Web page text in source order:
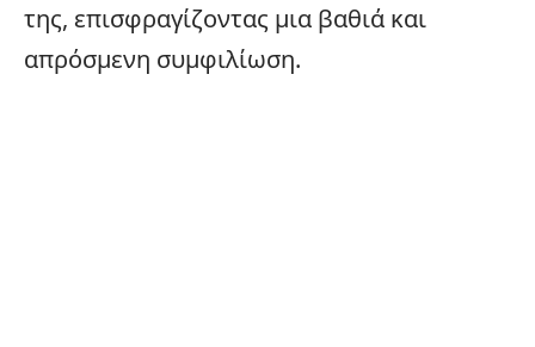
της, επισφραγίζοντας μια βαθιά και
απρόσμενη συμφιλίωση.